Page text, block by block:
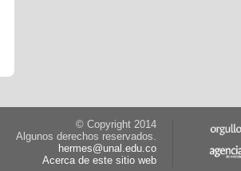
© Copyright 2014
Algunos derechos reservados.
hermes@unal.edu.co
Acerca de este sitio web